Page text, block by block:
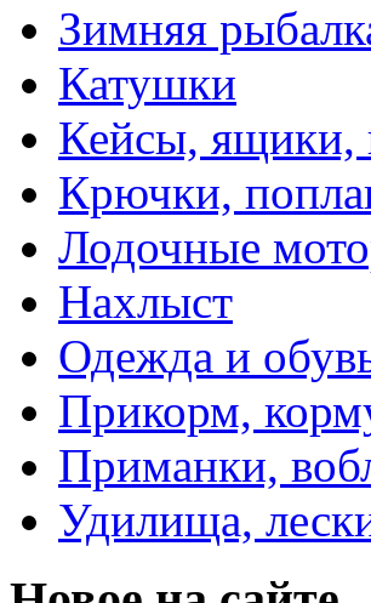
Зимняя
Катушки
Кейсы, ящики,
Крючки,
Лодочные
Нахлыст
Одежда и
Прикорм,
Приманки,
Удилища,